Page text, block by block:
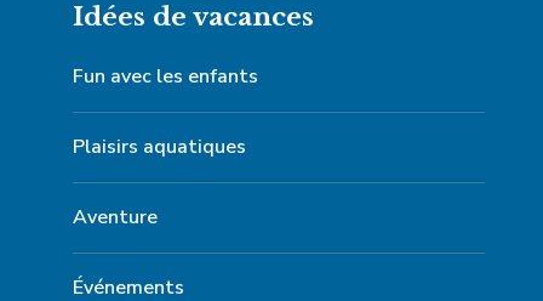
Idées de vacances
Fun avec les enfants
Plaisirs aquatiques
Aventure
Événements